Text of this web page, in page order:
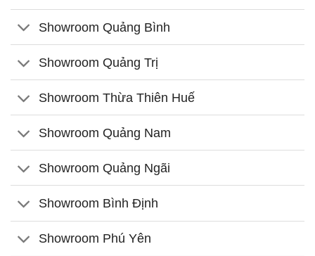
Showroom Quảng Bình
Showroom Quảng Trị
Showroom Thừa Thiên Huế
Showroom Quảng Nam
Showroom Quảng Ngãi
Showroom Bình Định
Showroom Phú Yên